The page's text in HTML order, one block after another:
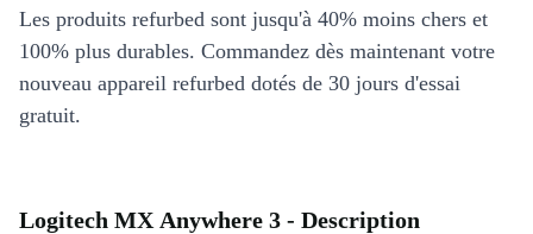
Les produits refurbed sont jusqu'à 40% moins chers et
100% plus durables. Commandez dès maintenant votre
nouveau appareil refurbed dotés de 30 jours d'essai
gratuit.
Logitech MX Anywhere 3 - Description